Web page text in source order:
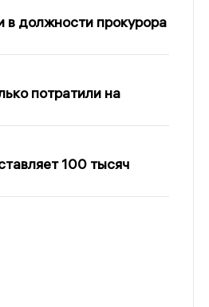
должности прокурора
потратили на
100 тысяч